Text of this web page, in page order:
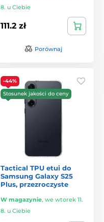
8. u Ciebie
111.2 zł
Porównaj
-44%
Stosunek jakości do ceny
Tactical TPU etui do
Samsung Galaxy S25
Plus, przezroczyste
W magazynie, we wtorek 11.
8. u Ciebie